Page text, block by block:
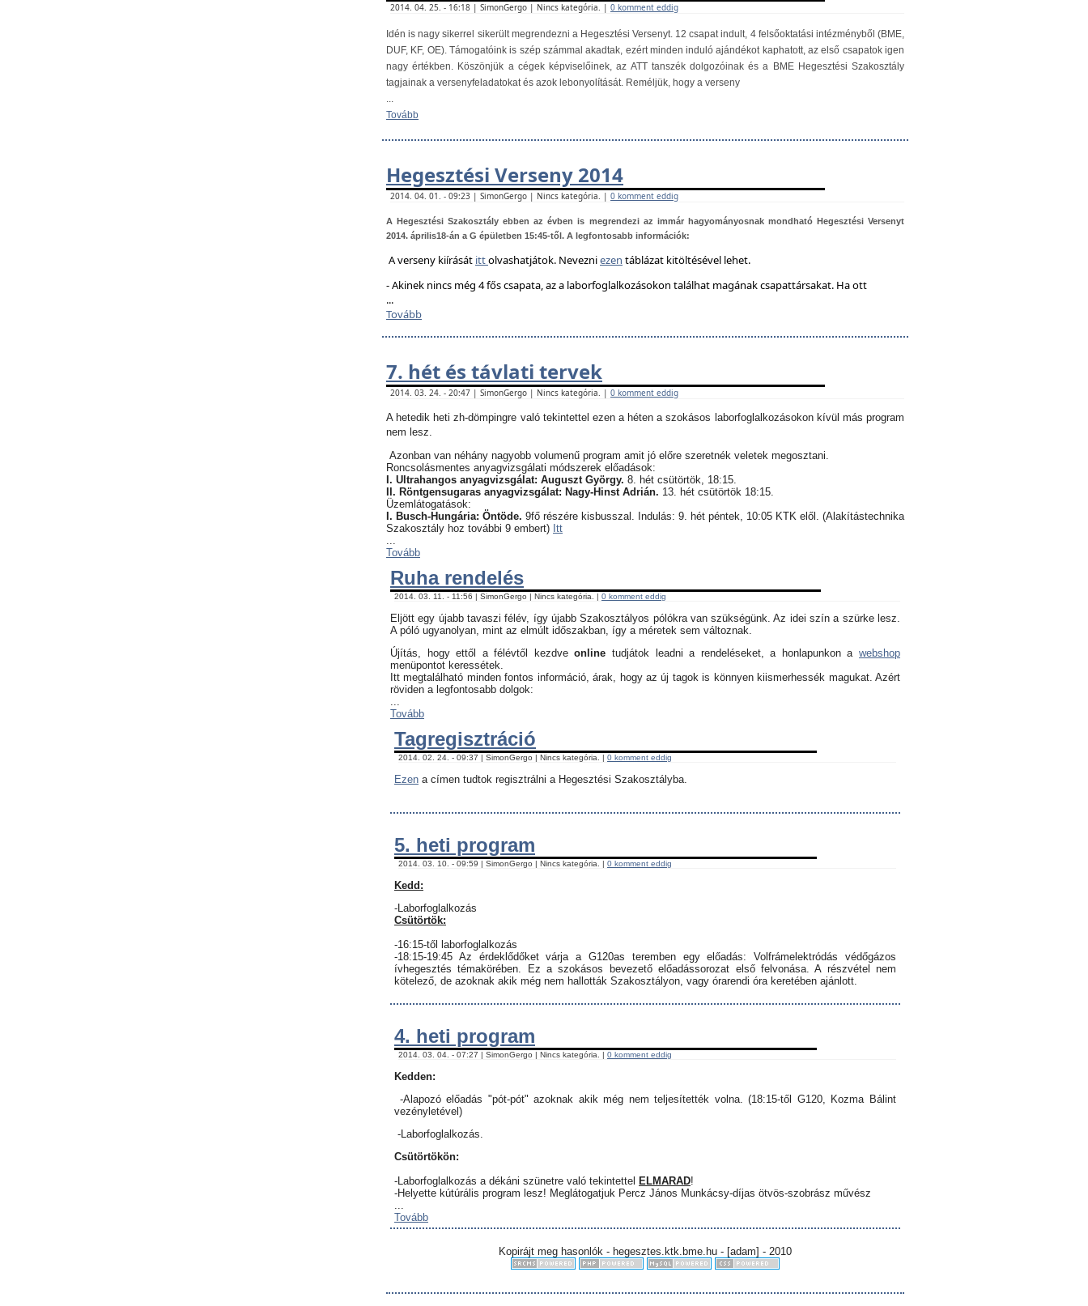
2014. 04. 25. - 16:18 | SimonGergo | Nincs kategória. | 0 komment eddig
Idén is nagy sikerrel sikerült megrendezni a Hegesztési Versenyt. 12 csapat indult, 4 felsőoktatási intézményből (BME,
DUF, KF, OE). Támogatóink is szép számmal akadtak, ezért minden induló ajándékot kaphatott, az első csapatok igen
nagy értékben. Köszönjük a cégek képviselőinek, az ATT tanszék dolgozóinak és a BME Hegesztési Szakosztály
tagjainak a versenyfeladatokat és azok lebonyolítását. Reméljük, hogy a verseny
...
Tovább
Hegesztési Verseny 2014
2014. 04. 01. - 09:23 | SimonGergo | Nincs kategória. | 0 komment eddig
A Hegesztési Szakosztály ebben az évben is megrendezi az immár hagyományosnak mondható Hegesztési Versenyt
2014. április18-án a G épületben 15:45-től. A legfontosabb információk:
A verseny kiírását ittolvashatjátok. Nevezniezen táblázat kitöltésével lehet.
- Akinek nincs még 4 fős csapata, az a laborfoglalkozásokon találhat magának csapattársakat. Ha ott
...
Tovább
7. hét és távlati tervek
2014. 03. 24. - 20:47 | SimonGergo | Nincs kategória. | 0 komment eddig
A hetedik heti zh-dömpingre való tekintettel ezen a héten a szokásos laborfoglalkozásokon kívül más program
nem lesz.
Azonban van néhány nagyobb volumenű program amit jó előre szeretnék veletek megosztani.
Roncsolásmentes anyagvizsgálati módszerek előadások:
I. Ultrahangos anyagvizsgálat: Auguszt György. 8. hét csütörtök, 18:15.
II. Röntgensugaras anyagvizsgálat: Nagy-Hinst Adrián. 13. hét csütörtök 18:15.
Üzemlátogatások:
I. Busch-Hungária: Öntöde. 9fő részére kisbusszal. Indulás: 9. hét péntek, 10:05 KTK elől. (Alakítástechnika
Szakosztály hoz további 9 embert) Itt
...
Tovább
Ruha rendelés
2014. 03. 11. - 11:56 | SimonGergo | Nincs kategória. | 0 komment eddig
Eljött egy újabb tavaszi félév, így újabb Szakosztályos pólókra van szükségünk. Az idei szín a szürke lesz.
A póló ugyanolyan, mint az elmúlt időszakban, így a méretek sem változnak.
Újítás, hogy ettől a félévtől kezdveonline tudjátok leadni a rendeléseket, a honlapunkon awebshop
menüpontot keressétek.
Itt megtalálható minden fontos információ, árak, hogy az új tagok is könnyen kiismerhessék magukat. Azért
röviden a legfontosabb dolgok:
...
Tovább
Tagregisztráció
2014. 02. 24. - 09:37 | SimonGergo | Nincs kategória. | 0 komment eddig
Ezen a címen tudtok regisztrálni a Hegesztési Szakosztályba.
5. heti program
2014. 03. 10. - 09:59 | SimonGergo | Nincs kategória. | 0 komment eddig
Kedd:
-Laborfoglalkozás
Csütörtök:
-16:15-től laborfoglalkozás
-18:15-19:45 Az érdeklődőket várja a G120as teremben egy előadás: Volfrámelektródás védőgázos
ívhegesztés témakörében. Ez a szokásos bevezető előadássorozat első felvonása. A részvétel nem
kötelező, de azoknak akik még nem hallották Szakosztályon, vagy órarendi óra keretében ajánlott.
4. heti program
2014. 03. 04. - 07:27 | SimonGergo | Nincs kategória. | 0 komment eddig
Kedden:
-Alapozó előadás "pót-pót" azoknak akik még nem teljesítették volna. (18:15-től G120, Kozma Bálint
vezényletével)
-Laborfoglalkozás.
Csütörtökön:
-Laborfoglalkozás a dékáni szünetre való tekintettel ELMARAD!
-Helyette kútúrális program lesz! Meglátogatjuk Percz János Munkácsy-díjas ötvös-szobrász művész
...
Tovább
Kopirájt meg hasonlók - hegesztes.ktk.bme.hu - [adam] - 2010